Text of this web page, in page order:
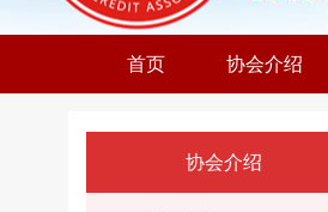
首页 协会介绍
协会介绍